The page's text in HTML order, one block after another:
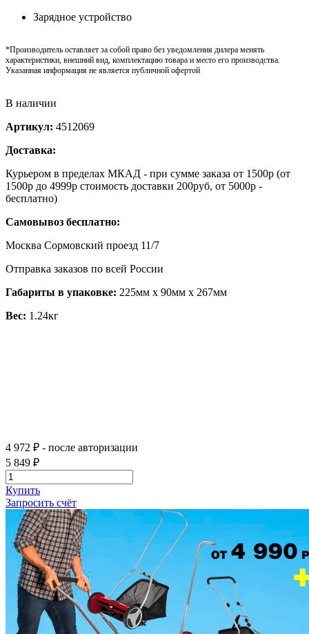
Зарядное устройство
*Производитель оставляет за собой право без уведомления дилера менять
характеристики, внешний вид, комплектацию товара и место его производства.
Указанная информация не является публичной офертой
В наличии
Артикул: 4512069
Доставка:
Курьером в пределах МКАД - при сумме заказа от 1500р (от
1500р до 4999р стоимость доставки 200руб, от 5000р -
бесплатно)
Самовывоз бесплатно:
Москва Сормовский проезд 11/7
Отправка заказов по всей России
Габариты в упаковке: 225мм x 90мм x 267мм
Вес: 1.24кг
4 972 ₽ - после авторизации
5 849 ₽
Купить
Запросить счёт